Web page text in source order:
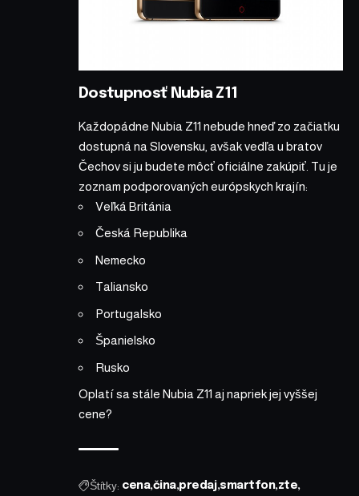
Dostupnosť Nubia Z11
Každopádne Nubia Z11 nebude hneď zo začiatku
dostupná na Slovensku, avšak vedľa u bratov
Čechov si ju budete môcť oficiálne zakúpiť. Tu je
zoznam podporovaných európskych krajín:
Veľká Británia
Česká Republika
Nemecko
Taliansko
Portugalsko
Španielsko
Rusko
Oplatí sa stále Nubia Z11 aj napriek jej vyššej
cene?
Štítky: cena čina predaj smartfon zte